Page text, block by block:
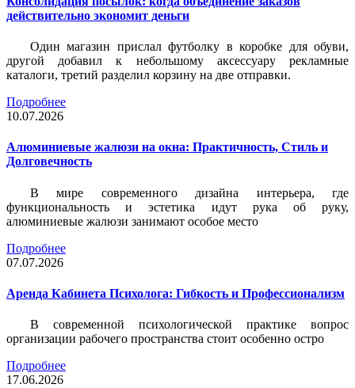
действительно экономит деньги
Один магазин прислал футболку в коробке для обуви,
другой добавил к небольшому аксессуару рекламные
каталоги, третий разделил корзину на две отправки.
Подробнее
10.07.2026
Алюминиевые жалюзи на окна: Практичность, Стиль и
Долговечность
В мире современного дизайна интерьера, где
функциональность и эстетика идут рука об руку,
алюминиевые жалюзи занимают особое место
Подробнее
07.07.2026
Аренда Кабинета Психолога: Гибкость и Профессионализм
В современной психологической практике вопрос
организации рабочего пространства стоит особенно остро
Подробнее
17.06.2026